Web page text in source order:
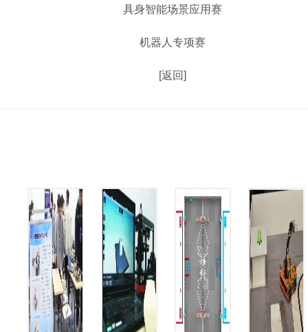
具身智能场景应用赛
机器人专项赛
[返回]